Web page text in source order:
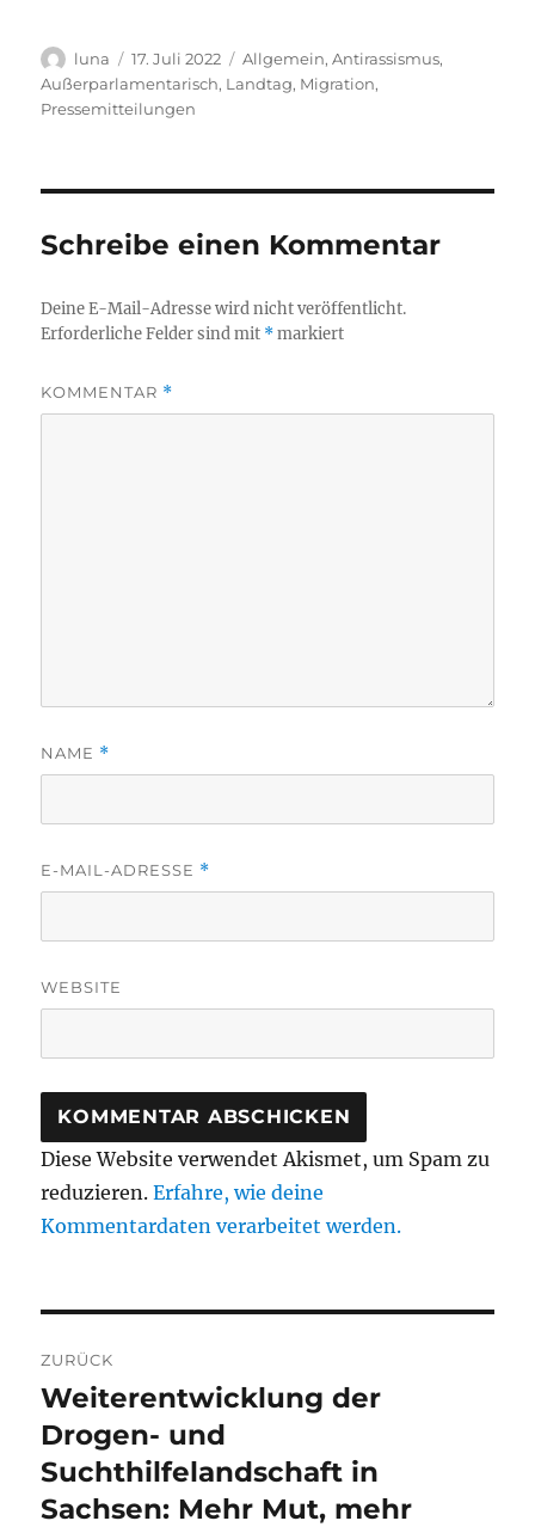
Autor
luna
Veröffentlicht
am
17. Juli 2022 Kategorien
Allgemein,Antirassismus,
Außerparlamentarisch, Landtag, Migration,
Pressemitteilungen
Schreibe einen Kommentar
Deine E-Mail-Adresse wird nicht veröffentlicht.
Erforderliche Felder sind mit *markiert
KOMMENTAR *
NAME *
E-MAIL-ADRESSE *
WEBSITE
Diese Website verwendet Akismet, um Spam zu
reduzieren.Erfahre, wie deine
Kommentardaten verarbeitet werden.
ZURÜCK
Vorheriger
Beitrag:
Weiterentwicklung der
Drogen- und
Suchthilfelandschaft in
Sachsen: Mehr Mut, mehr